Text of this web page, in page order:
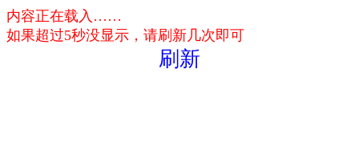
内容正在载入……
如果超过5秒没显示，请刷新几次即可
刷新